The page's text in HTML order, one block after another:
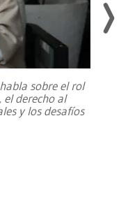
sobre el rol
derecho al
y los desafíos